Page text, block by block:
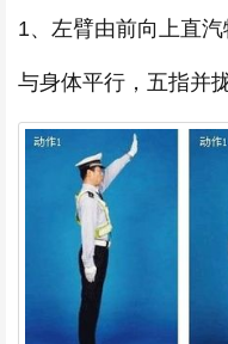
1、左臂由前向上直
与身体平行，五指并